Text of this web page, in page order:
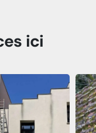
ici